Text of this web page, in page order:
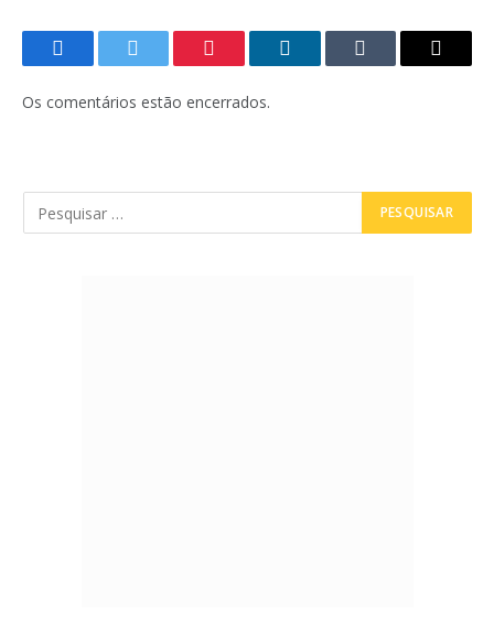
FacebookTwitter Pinterest LinkedInTumblr
E-
Os comentários estão encerrados.